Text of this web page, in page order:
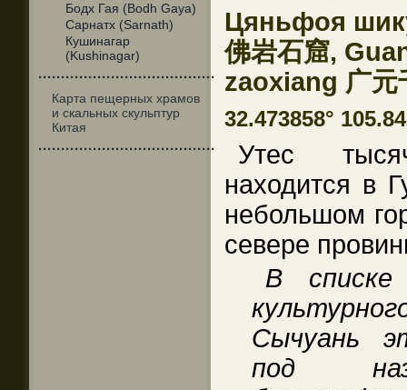
Бодх Гая (Bodh Gaya)
Сарнатх (Sarnath)
Кушинагар
(Kushinagar)
·······································
Карта пещерных храмов
и скальных скульптур
Китая
·······································
Цяньфоя
佛岩石窟,
zaoxiang 广元
32.473858°
Утес
находится в
небольшом
севере
В списке
Сычуань
под